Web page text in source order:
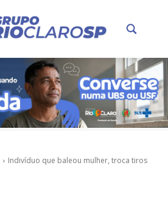
Indivíduo que baleou mulher, troca tiros